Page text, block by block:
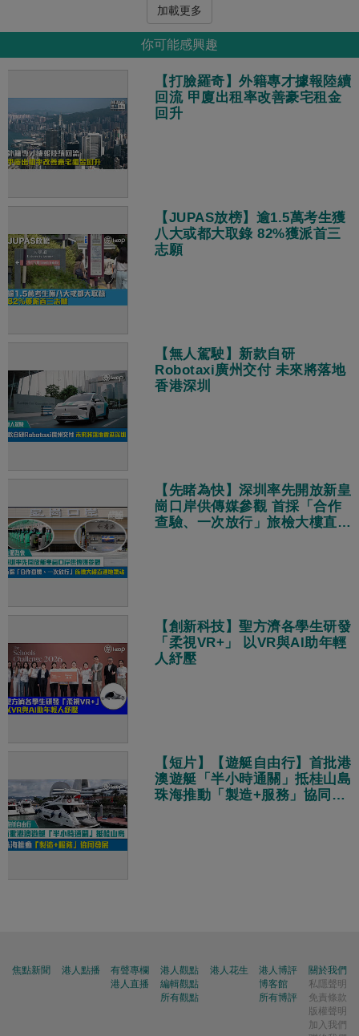
加載更多
你可能感興趣
【打臉羅奇】外籍專才據報陸續
回流 甲廈出租率改善豪宅租金
回升
【JUPAS放榜】逾1.5萬考生獲
八大或都大取錄 82%獲派首三
志願
【無人駕駛】新款自研
Robotaxi廣州交付 未來將落地
香港深圳
【先睹為快】深圳率先開放新皇
崗口岸供傳媒參觀 首採「合作
查驗、一次放行」旅檢大樓直連
【創新科技】聖方濟各學生研發
「柔視VR+」 以VR與AI助年輕
人紓壓
【短片】【遊艇自由行】首批港
澳遊艇「半小時通關」抵桂山島
珠海推動「製造+服務」協同發
焦點新聞 港人點播
有聲專欄
港人直播
港人觀點
編輯觀點
所有觀點
港人花生
港人博評
博客館
所有博評
關於我們
私隱聲明
免責條款
版權聲明
加入我們